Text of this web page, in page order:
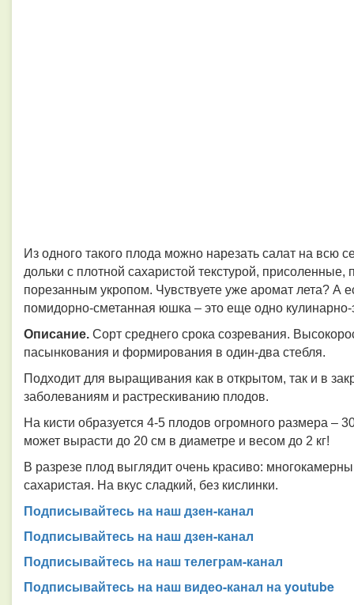
Из одного такого плода можно нарезать салат на всю
дольки с плотной сахаристой текстурой,
порезанным укропом. Чувствуете уже аромат лета? А
помидорно-сметанная юшка – это еще одно кулинарно-
Описание. Сорт среднего срока созревания.
пасынкования и формирования в один-два стебля.
Подходит для выращивания как в открытом, так и в
заболеваниям и растрескиванию плодов.
На кисти образуется 4-5 плодов огромного размера –
может вырасти до 20 см в диаметре и весом до 2 кг!
В разрезе плод выглядит очень красиво:
сахаристая. На вкус сладкий, без кислинки.
Подписывайтесь на наш дзен-канал
Подписывайтесь на наш дзен-канал
Подписывайтесь на наш телеграм-канал
Подписывайтесь на наш видео-канал на youtube